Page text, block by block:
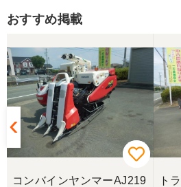
おすすめ掲載
コンバインヤンマーAJ219
ト